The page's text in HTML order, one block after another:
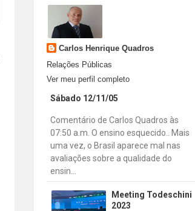
Carlos Henrique Quadros
Relações Públicas
Ver meu perfil completo
Sábado 12/11/05
Comentário de Carlos Quadros às
07:50 a.m. O ensino esquecido.. Mais
uma vez, o Brasil aparece mal nas
avaliações sobre a qualidade do
ensin...
Meeting Todeschini
2023